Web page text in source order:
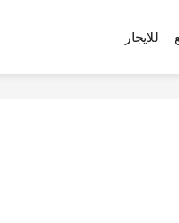
للايجار